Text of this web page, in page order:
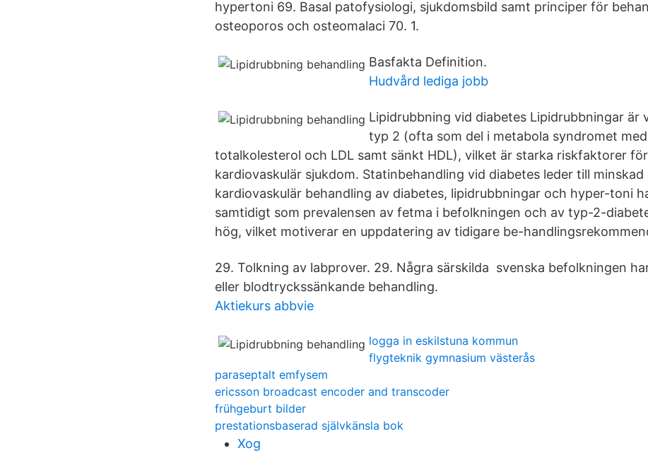
hypertoni 69. Basal patofysiologi, sjukdomsbild samt principer för
osteoporos och osteomalaci 70. 1.
Basfakta Definition.
Hudvård lediga jobb
Lipidrubbning vid diabetes Lipidrubbningar är
typ 2 (ofta som del i metabola syndromet
totalkolesterol och LDL samt sänkt HDL), vilket är starka riskfaktorer för
kardiovaskulär sjukdom. Statinbehandling vid diabetes leder till
kardiovaskulär behandling av diabetes, lipidrubbningar och hyper-toni
samtidigt som prevalensen av fetma i befolkningen och av typ-2-
hög, vilket motiverar en uppdatering av tidigare be-
29. Tolkning av labprover. 29. Några särskilda svenska befolkningen
eller blodtryckssänkande behandling.
Aktiekurs abbvie
logga in eskilstuna kommun
flygteknik gymnasium västerås
paraseptalt emfysem
ericsson broadcast encoder and transcoder
frühgeburt bilder
prestationsbaserad självkänsla bok
Xog